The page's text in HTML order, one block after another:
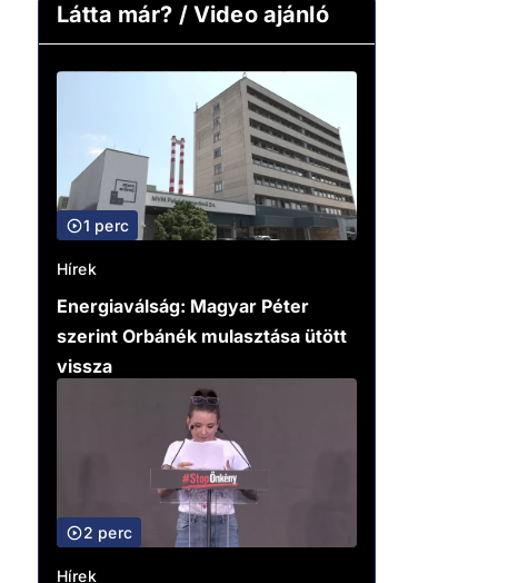
Látta már? / Video ajánló
1 perc
Hírek
Energiaválság: Magyar Péter
szerint Orbánék mulasztása ütött
vissza
2 perc
Hírek